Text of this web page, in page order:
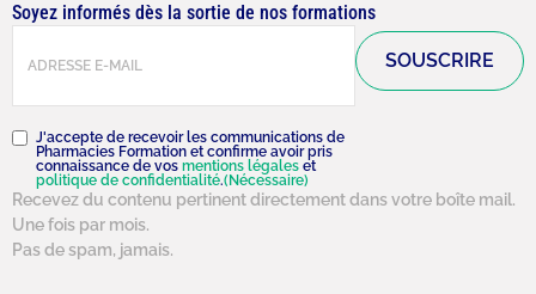
Soyez informés dès la sortie de nos formations
E-
RGPD(Nécessaire)
J'accepte de recevoir les communications de
Pharmacies Formation et confirme avoir pris
connaissance de vos mentions légales et
politique de confidentialité.(Nécessaire)
Recevez du contenu pertinent directement dans votre boîte mail.
Une fois par mois.
Pas de spam, jamais.